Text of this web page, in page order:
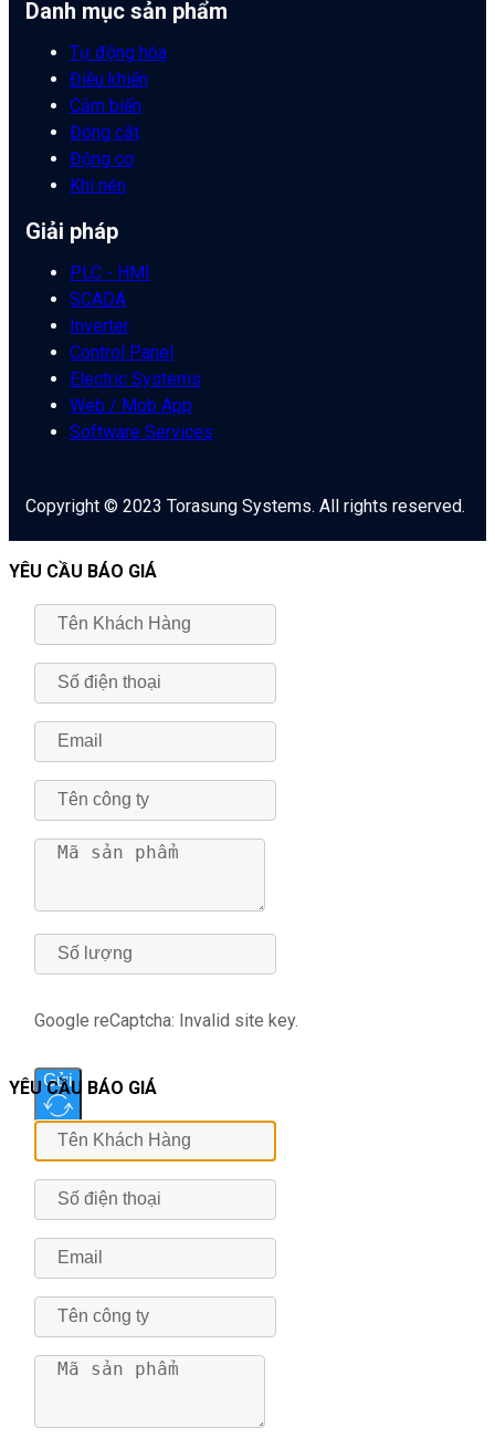
Danh mục sản phẩm
Tự động hóa
Điều khiển
Cảm biến
Đóng cắt
Động cơ
Khí nén
Giải pháp
PLC - HMI
SCADA
Inverter
Control Panel
Electric Systems
Web / Mob App
Software Services
Copyright © 2023 Torasung Systems. All rights reserved.
YÊU CẦU BÁO GIÁ
Google reCaptcha: Invalid site key.
Gửi
YÊU CẦU BÁO GIÁ